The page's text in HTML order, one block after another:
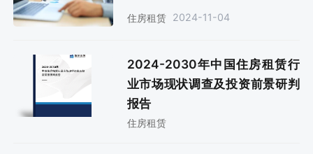
住房租赁 2024-11-04
2024-2030年中国住房租赁行
业市场现状调查及投资前景研判
报告
住房租赁